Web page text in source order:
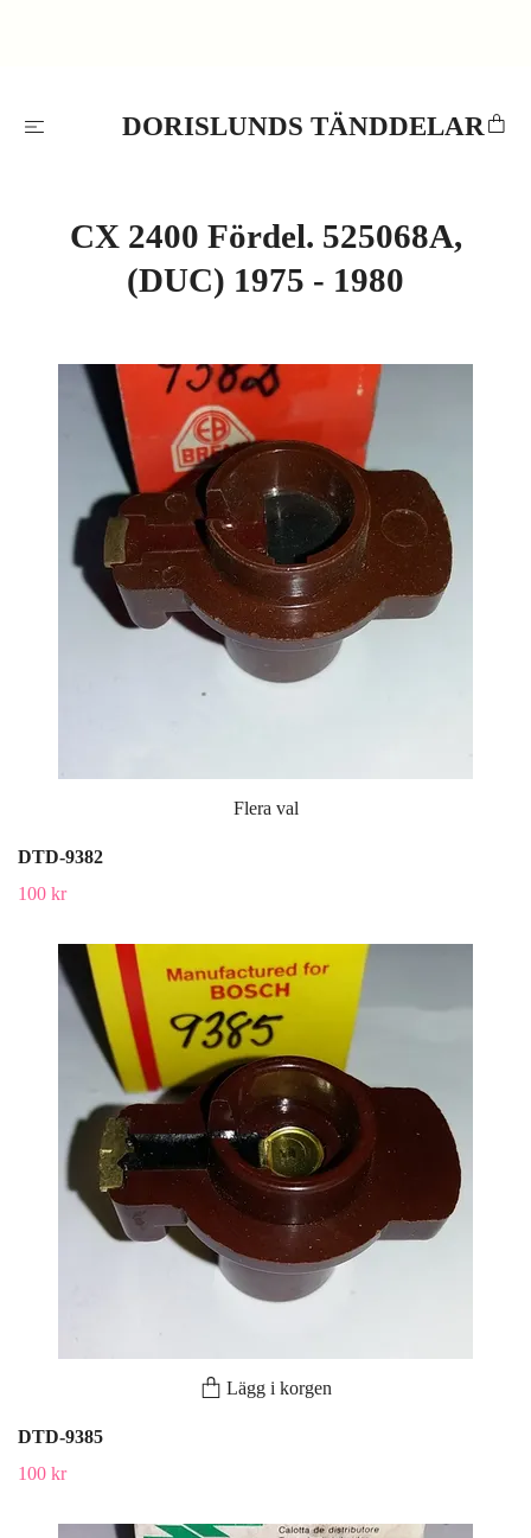
DORISLUNDS TÄNDDELAR
CX 2400 Fördel. 525068A,
(DUC) 1975 - 1980
Flera val
DTD-9382
100 kr
Lägg i korgen
DTD-9385
100 kr